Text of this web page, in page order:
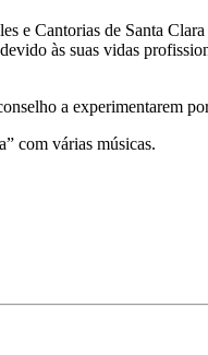
e Cantorias de Santa
às suas vidas
a experimentarem
com várias músicas.